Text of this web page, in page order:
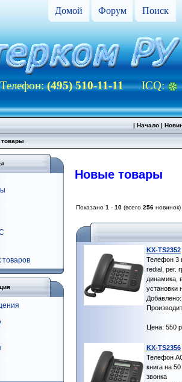
Домой Форум Поиск
Телефон:(495) 510-11-11ICQ:
| Начало|
товаров
Новые товары
Показано 1 - 10 (всего 256 новинок)
KX-TS2352
Телефон 3
redial, рег.
динамика,
установки
Добавлено:
Цена: 550
KX-TS2356
Телефон
книга на
звонка